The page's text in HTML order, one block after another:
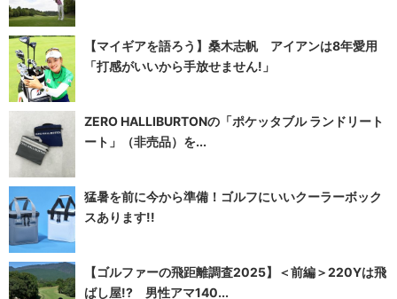
【マイギアを語ろう】桑木志帆 アイアンは8年愛用
「打感がいいから手放せません!」
ZERO HALLIBURTONの「ポケッタブル ランドリート
ート」（非売品）を...
猛暑を前に今から準備！ゴルフにいいクーラーボック
スあります!!
【ゴルファーの飛距離調査2025】＜前編＞220Yは飛
ばし屋!? 男性アマ140...